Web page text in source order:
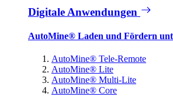
Digitale Anwendungen
AutoMine® Laden und Fördern
AutoMine® Tele-Remote
AutoMine® Lite
AutoMine® Multi-Lite
AutoMine® Core